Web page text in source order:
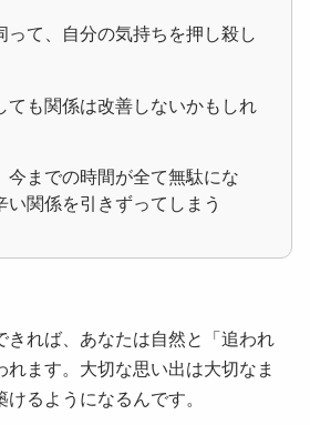
って、自分の気持ちを押し殺し
ても関係は改善しないかもしれ
今までの時間が全て無駄にな
い関係を引きずってしまう
きれば、あなたは自然と「追われ
れます。大切な思い出は大切なま
るようになるんです。